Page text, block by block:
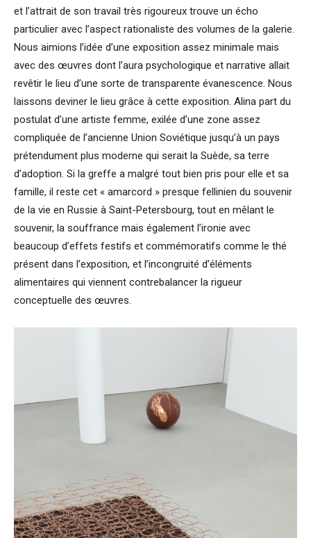
et l’attrait de son travail très rigoureux trouve un écho
particulier avec l’aspect rationaliste des volumes de la galerie.
Nous aimions l’idée d’une exposition assez minimale mais
avec des œuvres dont l’aura psychologique et narrative allait
revêtir le lieu d’une sorte de transparente évanescence. Nous
laissons deviner le lieu grâce à cette exposition. Alina part du
postulat d’une artiste femme, exilée d’une zone assez
compliquée de l’ancienne Union Soviétique jusqu’à un pays
prétendument plus moderne qui serait la Suède, sa terre
d’adoption. Si la greffe a malgré tout bien pris pour elle et sa
famille, il reste cet « amarcord » presque fellinien du souvenir
de la vie en Russie à Saint-Petersbourg, tout en mêlant le
souvenir, la souffrance mais également l’ironie avec
beaucoup d’effets festifs et commémoratifs comme le thé
présent dans l’exposition, et l’incongruité d’éléments
alimentaires qui viennent contrebalancer la rigueur
conceptuelle des œuvres.